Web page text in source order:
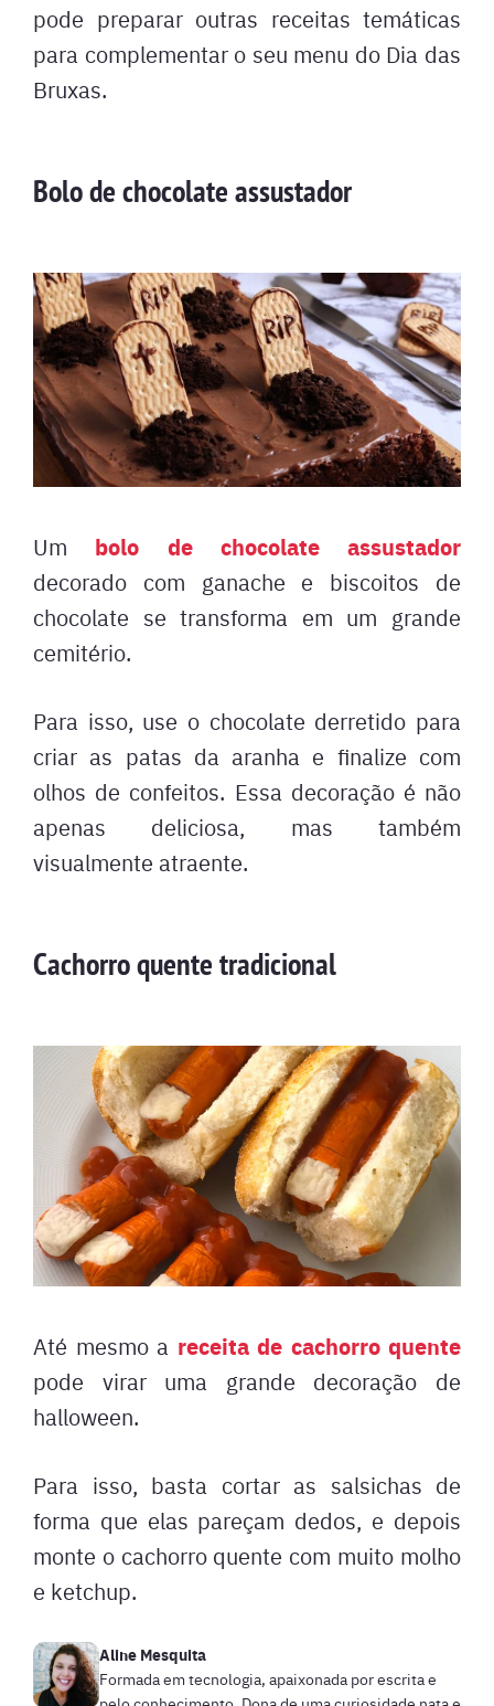
pode preparar outras receitas temáticas
para complementar o seu menu do Dia das
Bruxas.
Bolo de chocolate assustador
Um bolo de chocolate assustador
decorado com ganache e biscoitos de
chocolate se transforma em um grande
cemitério.
Para isso, use o chocolate derretido para
criar as patas da aranha e finalize com
olhos de confeitos. Essa decoração é não
apenas deliciosa, mas também
visualmente atraente.
Cachorro quente tradicional
Até mesmo a receita de cachorro quente
pode virar uma grande decoração de
halloween.
Para isso, basta cortar as salsichas de
forma que elas pareçam dedos, e depois
monte o cachorro quente com muito molho
e ketchup.
Aline Mesquita
Formada em tecnologia, apaixonada por escrita e